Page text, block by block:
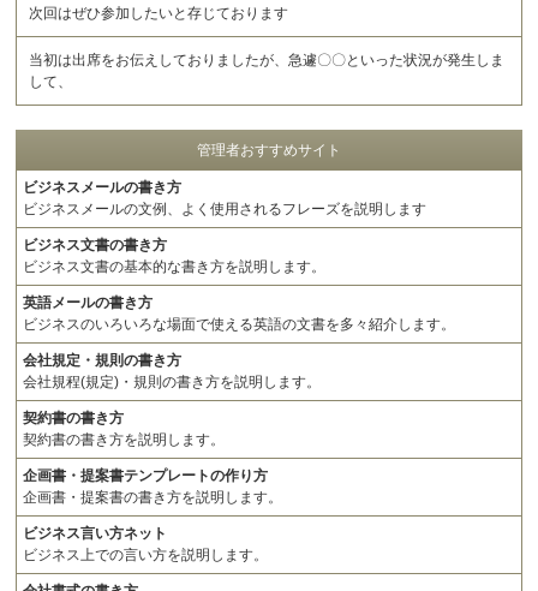
次回はぜひ参加したいと存じております
当初は出席をお伝えしておりましたが、急遽〇〇といった状況が発生しま
して、
管理者おすすめサイト
ビジネスメールの書き方
ビジネスメールの文例、よく使用されるフレーズを説明します
ビジネス文書の書き方
ビジネス文書の基本的な書き方を説明します。
英語メールの書き方
ビジネスのいろいろな場面で使える英語の文書を多々紹介します。
会社規定・規則の書き方
会社規程(規定)・規則の書き方を説明します。
契約書の書き方
契約書の書き方を説明します。
企画書・提案書テンプレートの作り方
企画書・提案書の書き方を説明します。
ビジネス言い方ネット
ビジネス上での言い方を説明します。